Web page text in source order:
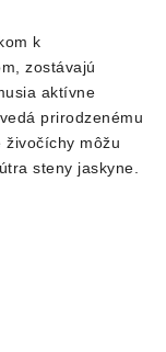
k
zostávajú
aktívne
prirodzenému
živočíchy môžu
steny jaskyne.